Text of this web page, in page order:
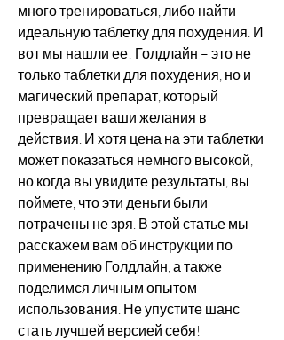
много тренироваться, либо найти
идеальную таблетку для похудения. И
вот мы нашли ее! Голдлайн – это не
только таблетки для похудения, но и
магический препарат, который
превращает ваши желания в
действия. И хотя цена на эти таблетки
может показаться немного высокой,
но когда вы увидите результаты, вы
поймете, что эти деньги были
потрачены не зря. В этой статье мы
расскажем вам об инструкции по
применению Голдлайн, а также
поделимся личным опытом
использования. Не упустите шанс
стать лучшей версией себя!